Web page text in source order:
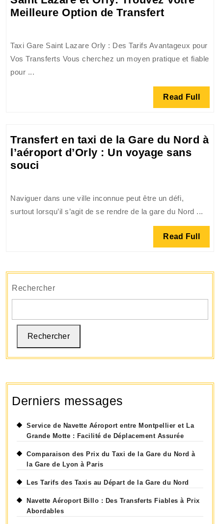
Meilleure Option de TransfertLes
Taxis
entre
Gare
Saint
Orly:
Trouvez
de
Transfert
Taxi Gare Saint Lazare Orly : Des Tarifs Avantageux pour
Vos Transferts Vous cherchez un moyen pratique et fiable
pour ...
Read Full Read
Full
Transfert en taxi de la Gare du Nord à
l’aéroport d’Orly : Un voyage sans
souci
de
la
d’Orly
Un
voyage
souci
Naviguer dans une ville inconnue peut être un défi,
surtout lorsqu’il s’agit de se rendre de la gare du Nord ...
Read Full Read
Full
Rechercher
Rechercher
Derniers messages
Service de Navette Aéroport entre Montpellier et La
Grande Motte : Facilité de Déplacement Assurée
Comparaison des Prix du Taxi de la Gare du Nord à
la Gare de Lyon à Paris
Les Tarifs des Taxis au Départ de la Gare du Nord
Navette Aéroport Billo : Des Transferts Fiables à Prix
Abordables